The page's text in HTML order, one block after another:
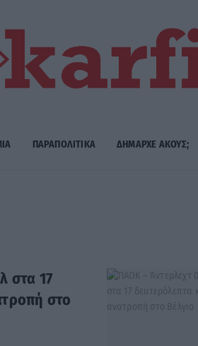
ΠΑΡΑΠΟΛΙΤΙΚΑ ΔΗΜΑΡΧE ΑΚΟΥΣ;
στα 17
στο